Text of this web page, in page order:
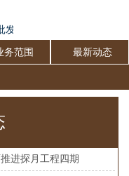
发市场价格行情
务范围 最新动态
进探月工程四期